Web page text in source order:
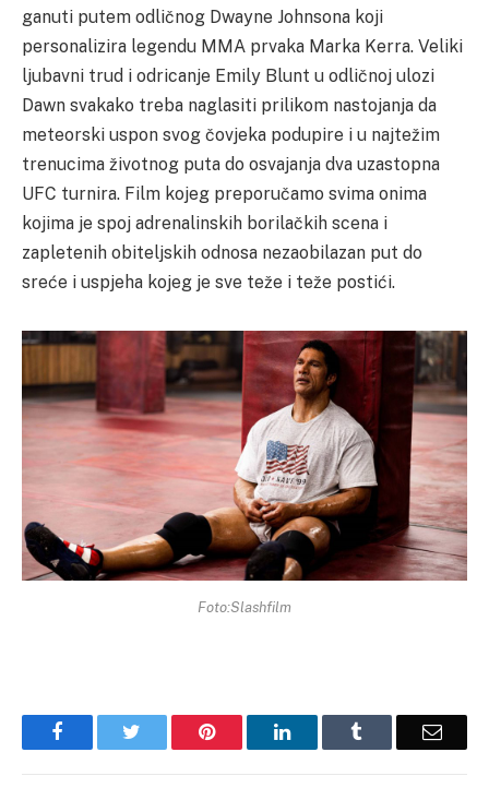
ganuti putem odličnog Dwayne Johnsona koji
personalizira legendu MMA prvaka Marka Kerra. Veliki
ljubavni trud i odricanje Emily Blunt u odličnoj ulozi
Dawn svakako treba naglasiti prilikom nastojanja da
meteorski uspon svog čovjeka podupire i u najtežim
trenucima životnog puta do osvajanja dva uzastopna
UFC turnira. Film kojeg preporučamo svima onima
kojima je spoj adrenalinskih borilačkih scena i
zapletenih obiteljskih odnosa nezaobilazan put do
sreće i uspjeha kojeg je sve teže i teže postići.
Foto:Slashfilm
Facebook Pinterest LinkedIn Email